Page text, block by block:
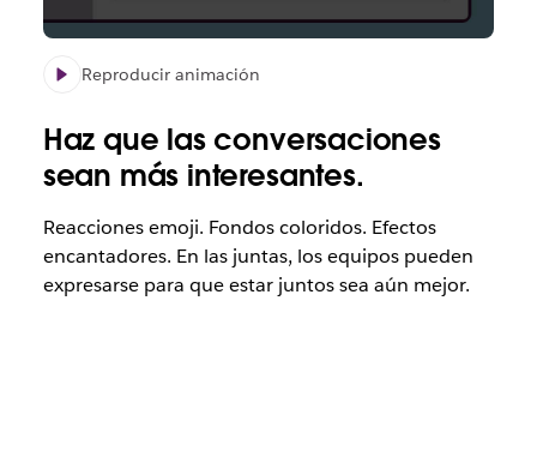
Reproducir animación
Haz que las conversaciones
sean más interesantes.
Reacciones emoji. Fondos coloridos. Efectos
encantadores. En las juntas, los equipos pueden
expresarse para que estar juntos sea aún mejor.